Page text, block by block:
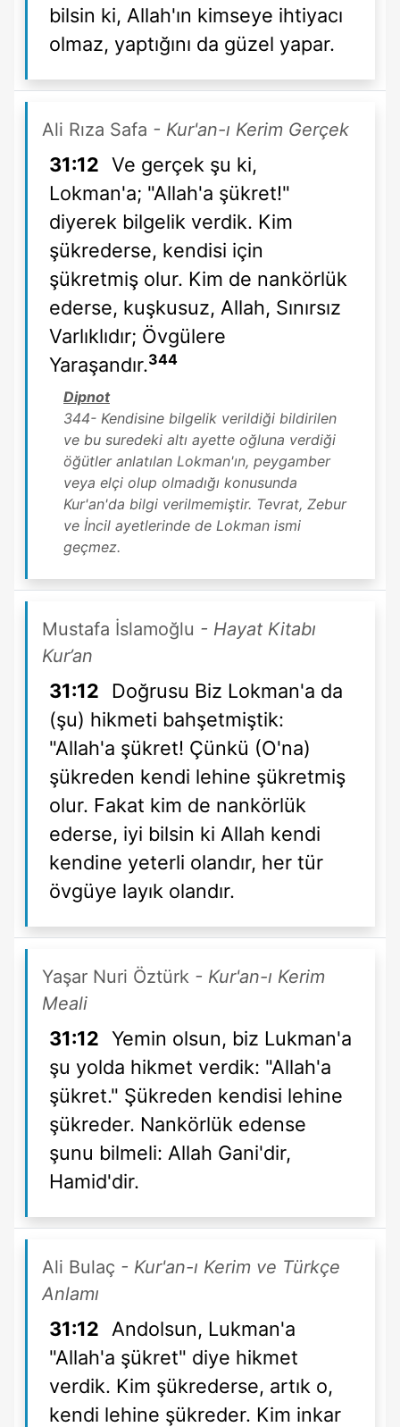
bilsin ki, Allah'ın kimseye ihtiyacı
olmaz, yaptığını da güzel yapar.
Ali Rıza Safa - Kur'an-ı Kerim Gerçek
31:12 Ve gerçek şu ki,
Lokman'a; "Allah'a şükret!"
diyerek bilgelik verdik. Kim
şükrederse, kendisi için
şükretmiş olur. Kim de nankörlük
ederse, kuşkusuz, Allah, Sınırsız
Varlıklıdır; Övgülere
Yaraşandır.344
Dipnot
344- Kendisine bilgelik verildiği bildirilen
ve bu suredeki altı ayette oğluna verdiği
öğütler anlatılan Lokman'ın, peygamber
veya elçi olup olmadığı konusunda
Kur'an'da bilgi verilmemiştir. Tevrat, Zebur
ve İncil ayetlerinde de Lokman ismi
geçmez.
Mustafa İslamoğlu - Hayat Kitabı
Kur’an
31:12
Doğrusu Biz Lokman'a da
(şu) hikmeti bahşetmiştik:
"Allah'a şükret! Çünkü (O'na)
şükreden kendi lehine şükretmiş
olur. Fakat kim de nankörlük
ederse, iyi bilsin ki Allah kendi
kendine yeterli olandır, her tür
övgüye layık olandır.
Yaşar Nuri Öztürk - Kur'an-ı Kerim
Meali
31:12 Yemin olsun, biz Lukman'a
şu yolda hikmet verdik: "Allah'a
şükret." Şükreden kendisi lehine
şükreder. Nankörlük edense
şunu bilmeli: Allah Gani'dir,
Hamid'dir.
Ali Bulaç - Kur'an-ı Kerim ve Türkçe
Anlamı
31:12
Andolsun, Lukman'a
"Allah'a şükret" diye hikmet
verdik. Kim şükrederse, artık o,
kendi lehine şükreder. Kim inkar